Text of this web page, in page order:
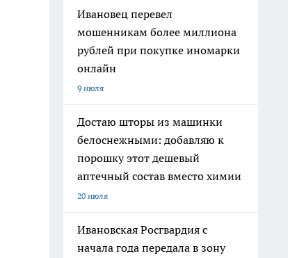
Ивановец перевел
мошенникам более миллиона
рублей при покупке иномарки
онлайн
9 июля
Достаю шторы из машинки
белоснежными: добавляю к
порошку этот дешевый
аптечный состав вместо химии
20 июля
Ивановская Росгвардия с
начала года передала в зону